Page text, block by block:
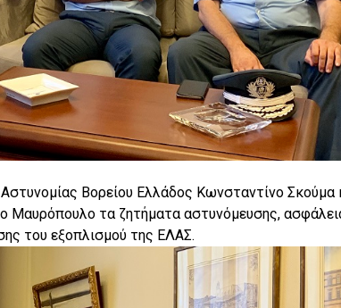
Βορείου Ελλάδος Κωνσταντίνο Σκούμα
Μαυρόπουλο τα ζητήματα αστυνόμευσης,
του εξοπλισμού της ΕΛΑΣ.